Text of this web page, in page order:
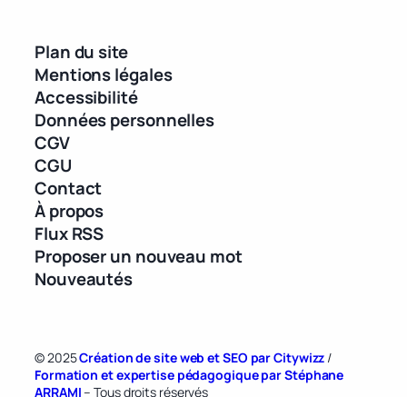
Plan du site
Mentions légales
Accessibilité
Données personnelles
CGV
CGU
Contact
À propos
Flux RSS
Proposer un nouveau mot
Nouveautés
© 2025Création de site web et SEO par Citywizz /
Formation et expertise pédagogique par Stéphane
ARRAMI– Tous droits réservés